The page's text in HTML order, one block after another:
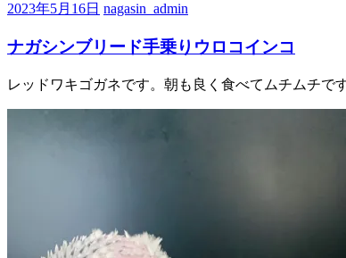
2023年5月16日 nagasin_admin
ナガシンブリード手乗りウロコインコ
レッドワキゴガネです。朝も良く食べてムチムチ